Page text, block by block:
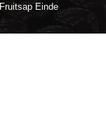
Fruitsap Einde